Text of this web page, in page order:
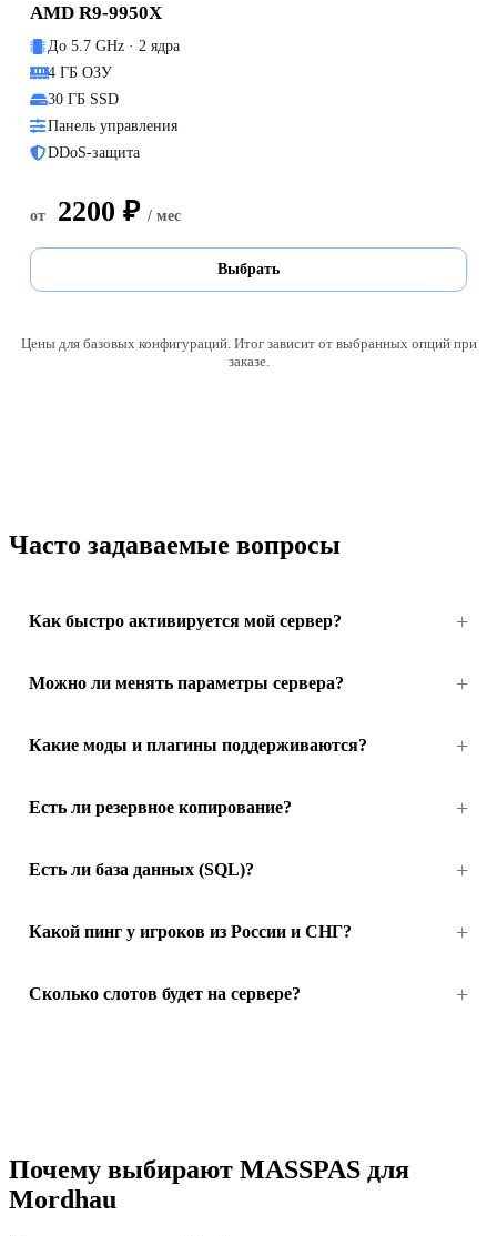
AMD R9-9950X
До 5.7 GHz · 2 ядра
4 ГБ ОЗУ
30 ГБ SSD
Панель управления
DDoS-защита
от 2200 ₽ / мес
Выбрать
Цены для базовых конфигураций. Итог зависит от выбранных опций при
заказе.
Часто задаваемые вопросы
Как быстро активируется мой сервер?
Можно ли менять параметры сервера?
Какие моды и плагины поддерживаются?
Есть ли резервное копирование?
Есть ли база данных (SQL)?
Какой пинг у игроков из России и СНГ?
Сколько слотов будет на сервере?
Почему выбирают MASSPAS для
Mordhau